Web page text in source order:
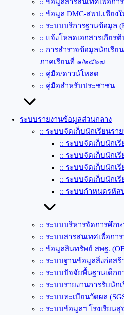
:: ข้อมูลสารสนเทศเพื่อกา
:: ข้อมูล DMC-สพป.เชียงใ
:: ระบบบริการฐานข้อมูล
:: แจ้งโหลดเอกสารเกียร
:: การสำรวจข้อมูลนักเรีย
ภาคเรียนที่ ๑/๒๕๖๗
:: คู่มือ/ดาวน์โหลด
:: คู่มือสำหรับประชาชน
ระบบรายงานข้อมูลส่วนกลาง
:: ระบบจัดเก็บนักเรียนรา
:: ระบบจัดเก็บนักเ
:: ระบบจัดเก็บนักเ
:: ระบบจัดเก็บนักเ
:: ระบบจัดเก็บนักเ
:: ระบบกำหนดรหัส
:: ระบบบริหารจัดการศึกษ
:: ระบบสารสนเทศเพื่อกา
:: ข้อมูลสินทรัพย์ สพฐ.
:: ระบบฐานข้อมูลสิ่งก่อสร้
:: ระบบปัจจัยพื้นฐานเด็กย
:: ระบบรายงานการรับนัก
:: ระบบทะเบียนวัดผล
:: ระบบข้อมูลฯ โรงเรียน